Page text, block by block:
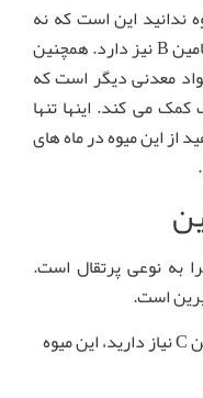
این است که نه
تنها سرشار از ویتامین C است بلکه ویتامین B نیز دارد. همچنین
معدنی دیگر است که
می کند. اینها تنها
این میوه در ماه های
به نوعی پرتقال است.
است.
اگر در طول زمستان به دوز جامد ویتامین C نیاز دارید، این میوه